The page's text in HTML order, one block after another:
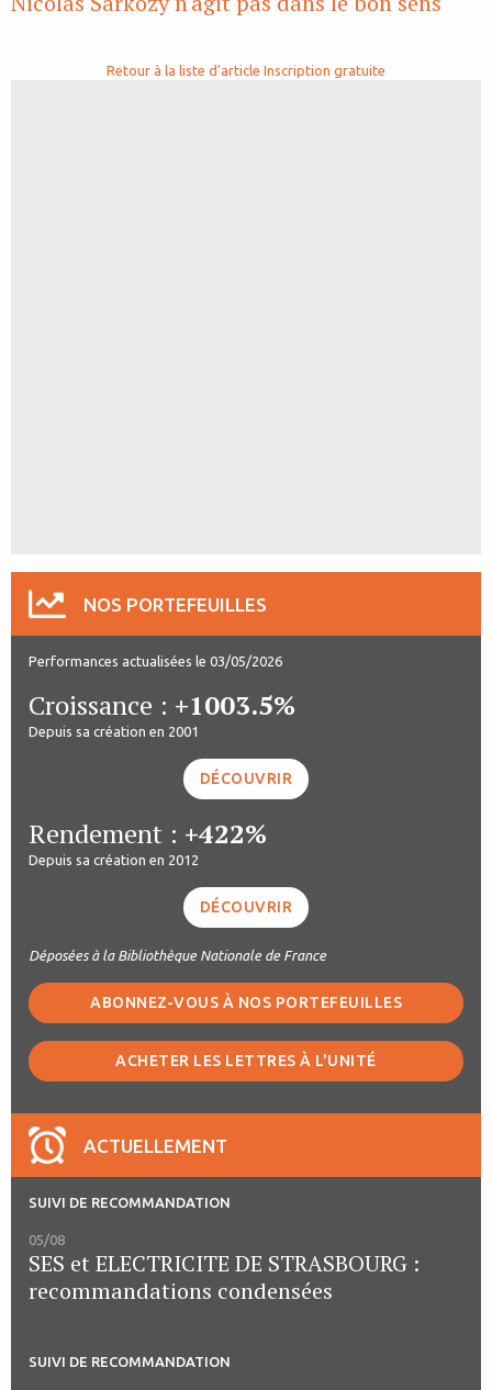
Retour à la liste d'article Inscription gratuite
NOS PORTEFEUILLES
Performances actualisées le 03/05/2026
Croissance : +1003.5%
Depuis sa création en 2001
DÉCOUVRIR
Rendement : +422%
Depuis sa création en 2012
DÉCOUVRIR
Déposées à la Bibliothèque Nationale de France
ABONNEZ-VOUS À NOS PORTEFEUILLES
ACHETER LES LETTRES À L'UNITÉ
ACTUELLEMENT
SUIVI DE RECOMMANDATION
05/08
SES et ELECTRICITE DE STRASBOURG :
recommandations condensées
SUIVI DE RECOMMANDATION